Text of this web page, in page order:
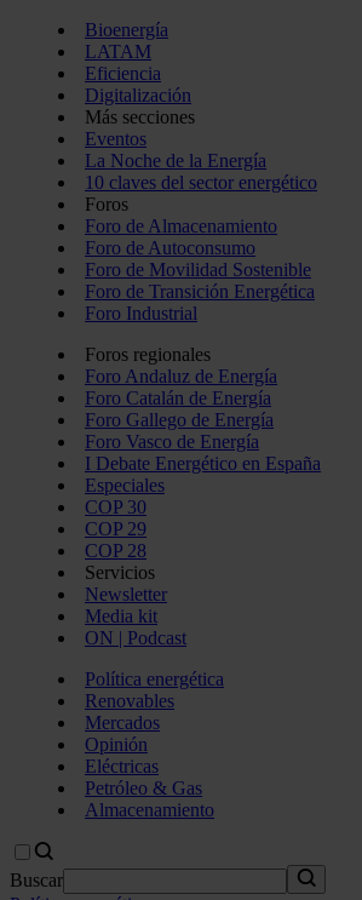
Bioenergía
LATAM
Eficiencia
Digitalización
Más secciones
Eventos
La Noche de la Energía
10 claves del sector energético
Foros
Foro de Almacenamiento
Foro de Autoconsumo
Foro de Movilidad Sostenible
Foro de Transición Energética
Foro Industrial
Foros regionales
Foro Andaluz de Energía
Foro Catalán de Energía
Foro Gallego de Energía
Foro Vasco de Energía
I Debate Energético en España
Especiales
COP 30
COP 29
COP 28
Servicios
Newsletter
Media kit
ON | Podcast
Política energética
Renovables
Mercados
Opinión
Eléctricas
Petróleo & Gas
Almacenamiento
Buscar